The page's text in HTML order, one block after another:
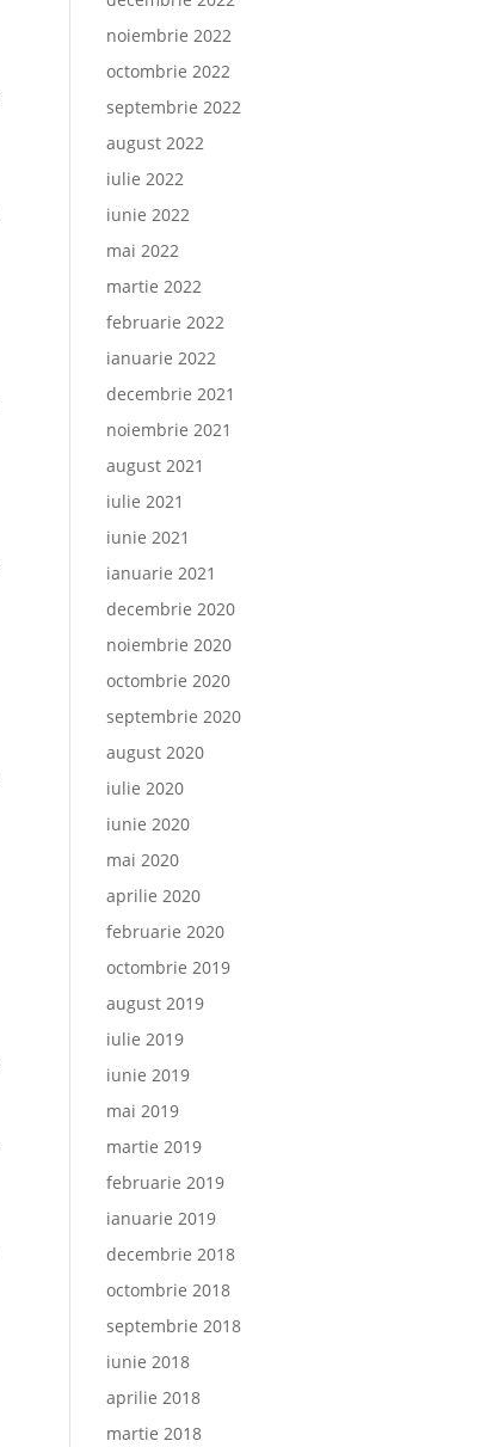
noiembrie 2022
octombrie 2022
septembrie 2022
august 2022
iulie 2022
iunie 2022
mai 2022
martie 2022
februarie 2022
ianuarie 2022
decembrie 2021
noiembrie 2021
august 2021
iulie 2021
iunie 2021
ianuarie 2021
decembrie 2020
noiembrie 2020
octombrie 2020
septembrie 2020
august 2020
iulie 2020
iunie 2020
mai 2020
aprilie 2020
februarie 2020
octombrie 2019
august 2019
iulie 2019
iunie 2019
mai 2019
martie 2019
februarie 2019
ianuarie 2019
decembrie 2018
octombrie 2018
septembrie 2018
iunie 2018
aprilie 2018
martie 2018